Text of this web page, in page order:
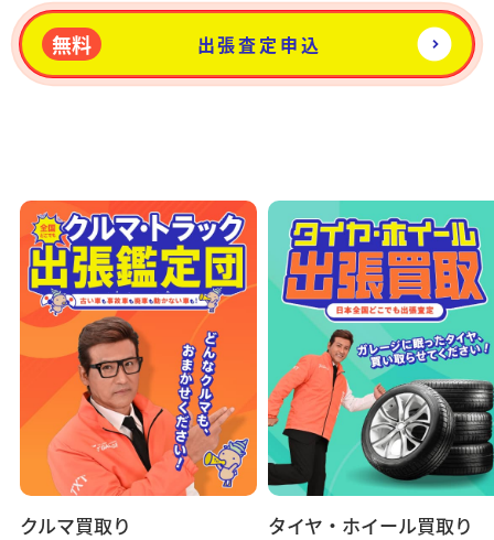
無料 出張査定申込
クルマ買取り タイヤ・ホイール買取り